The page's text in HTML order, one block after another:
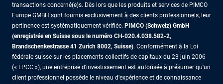
transactions concerné(e)s. Dès lors que les produits et services de PIMCO
Europe GMBH sont fournis exclusivement à des clients professionnels, leur
pertinence est systématiquement vérifiée. PIMCO (Schweiz) GmbH
(enregistrée en Suisse sous le numéro CH-020.4.038.582-2,
Brandschenkestrasse 41 Zurich 8002, Suisse). Conformément à la Loi
fédérale suisse sur les placements collectifs de capitaux du 23 juin 2006
(« LPCC »), une entreprise d'investissement est autorisée à présumer qu'un
client professionnel possède le niveau d'expérience et de connaissance